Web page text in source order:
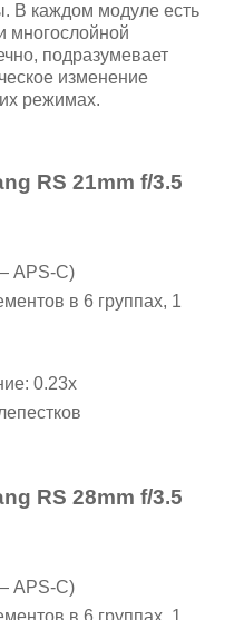
В каждом модуле есть
многослойной
подразумевает
изменение
режимах.
RS 21mm f/3.5
APS-C)
в 6 группах, 1
0.23x
RS 28mm f/3.5
APS-C)